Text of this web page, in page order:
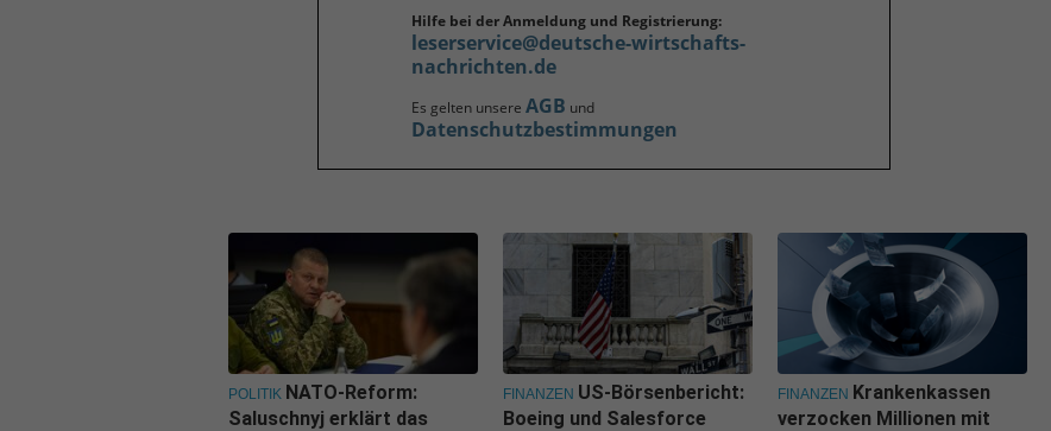
Hilfe bei der Anmeldung und Registrierung:
leserservice@deutsche-wirtschafts-
nachrichten.de
Es gelten unsere AGB und
Datenschutzbestimmungen
POLITIK NATO-Reform:
Saluschnyj erklärt das
FINANZEN US-Börsenbericht:
Boeing und Salesforce
FINANZEN Krankenkassen
verzocken Millionen mit